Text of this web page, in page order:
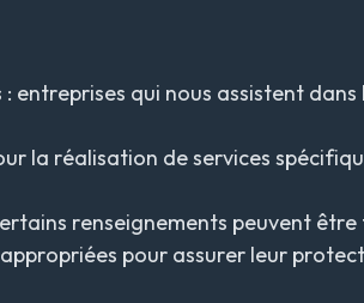
: entreprises qui nous assistent
la réalisation de services
renseignements peuvent
pour assurer leur